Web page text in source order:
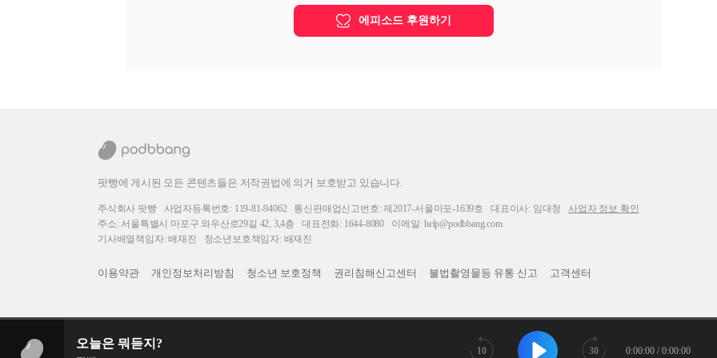
에피소드 후원하기
팟빵에 게시된 모든 콘텐츠들은 저작권법에 의거 보호받고 있습니다.
주식회사 팟빵 사업자등록번호: 119-81-94062 통신판매업신고번호: 제2017-서울마포-1639호 대표이사: 임대청
사업자 정보 확인
주소: 서울특별시 마포구 와우산로29길 42, 3,4층
대표전화: 1644-8080
이메일: help@podbbang.com
기사배열책임자: 배재진
청소년보호책임자: 배재진
이용약관 개인정보처리방침 청소년 보호정책 권리침해신고센터 불법촬영물등 유통 신고 고객센터
오늘은 뭐듣지?
10 30 0:00:00 / 0:00:00